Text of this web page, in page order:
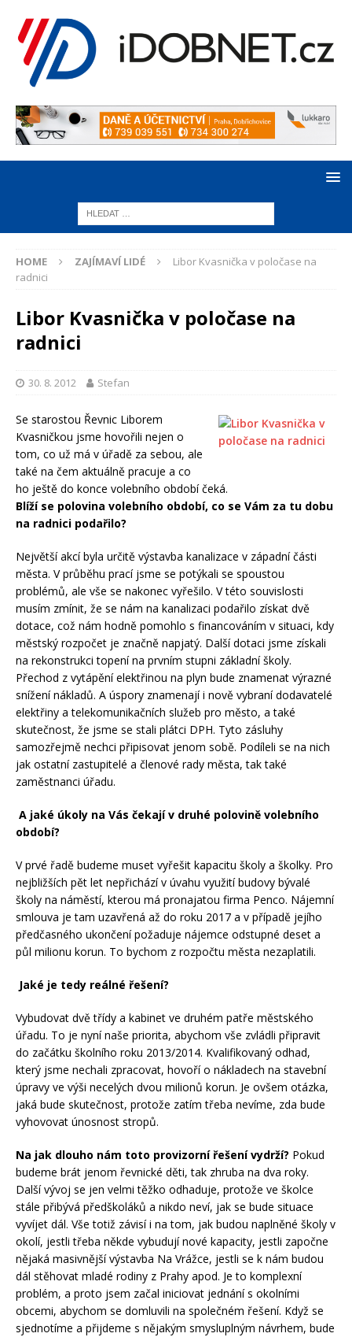
HOME ZAJÍMAVÍ LIDÉ
Libor Kvasnička v poločase na
radnici
Libor Kvasnička v poločase na
radnici
30. 8. 2012 Stefan
Se starostou Řevnic Liborem
Kvasničkou jsme hovořili nejen o
tom, co už má v úřadě za sebou, ale
také na čem aktuálně pracuje a co
ho ještě do konce volebního období čeká.
Blíží se polovina volebního období, co se Vám za tu dobu
na radnici podařilo?
Největší akcí byla určitě výstavba kanalizace v západní části
města. V průběhu prací jsme se potýkali se spoustou
problémů, ale vše se nakonec vyřešilo. V této souvislosti
musím zmínit, že se nám na kanalizaci podařilo získat dvě
dotace, což nám hodně pomohlo s financováním v situaci, kdy
městský rozpočet je značně napjatý. Další dotaci jsme získali
na rekonstrukci topení na prvním stupni základní školy.
Přechod z vytápění elektřinou na plyn bude znamenat výrazné
snížení nákladů. A úspory znamenají i nově vybraní dodavatelé
elektřiny a telekomunikačních služeb pro město, a také
skutečnost, že jsme se stali plátci DPH. Tyto zásluhy
samozřejmě nechci připisovat jenom sobě. Podíleli se na nich
jak ostatní zastupitelé a členové rady města, tak také
zaměstnanci úřadu.
A jaké úkoly na Vás čekají v druhé polovině volebního
období?
V prvé řadě budeme muset vyřešit kapacitu školy a školky. Pro
nejbližších pět let nepřichází v úvahu využití budovy bývalé
školy na náměstí, kterou má pronajatou firma Penco. Nájemní
smlouva je tam uzavřená až do roku 2017 a v případě jejího
předčasného ukončení požaduje nájemce odstupné deset a
půl milionu korun. To bychom z rozpočtu města nezaplatili.
Jaké je tedy reálné řešení?
Vybudovat dvě třídy a kabinet ve druhém patře městského
úřadu. To je nyní naše priorita, abychom vše zvládli připravit
do začátku školního roku 2013/2014. Kvalifikovaný odhad,
který jsme nechali zpracovat, hovoří o nákladech na stavební
úpravy ve výši necelých dvou milionů korun. Je ovšem otázka,
jaká bude skutečnost, protože zatím třeba nevíme, zda bude
vyhovovat únosnost stropů.
Na jak dlouho nám toto provizorní řešení vydrží? Pokud
budeme brát jenom řevnické děti, tak zhruba na dva roky.
Další vývoj se jen velmi těžko odhaduje, protože ve školce
stále přibývá předškoláků a nikdo neví, jak se bude situace
vyvíjet dál. Vše totiž závisí i na tom, jak budou naplněné školy v
okolí, jestli třeba někde vybudují nové kapacity, jestli započne
nějaká masivnější výstavba Na Vrážce, jestli se k nám budou
dál stěhovat mladé rodiny z Prahy apod. Je to komplexní
problém, a proto jsem začal iniciovat jednání s okolními
obcemi, abychom se domluvili na společném řešení. Když se
sjednotíme a přijdeme s nějakým smysluplným návrhem, bude